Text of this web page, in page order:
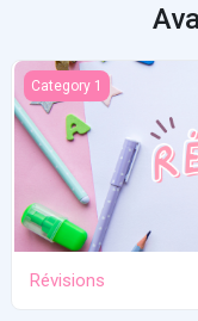
Révisions
Category 1
Révisions